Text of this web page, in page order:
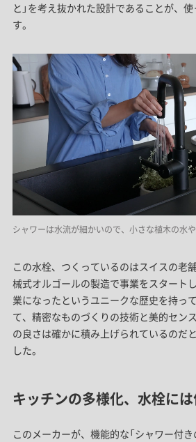
と」を考え抜かれた設計であることが、
す。
シャワーは水流が細かいので、小さな植木の水
この水栓、つくっているのはスイスの老舗
械式オルゴールの製造で事業をスタート
業になったというユニークな歴史を持っ
て、精密なものづくりの技術と美的セン
の良さは確かに積み上げられているのだ
した。
キッチンの多様化、水栓に
このメーカーが、機能的な「シャワー付き